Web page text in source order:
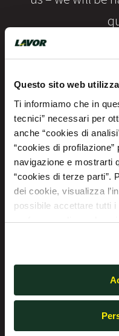
Questo sito web
Ti informiamo che in
tecnici” necessari per
anche “cookies di
“cookies di
navigazione e mostrarti
“cookies di terze parti”.
dei cookie, visualizza
possibile accettare tutti
preferenze cliccando
impostazioni
cookie o altri strumenti